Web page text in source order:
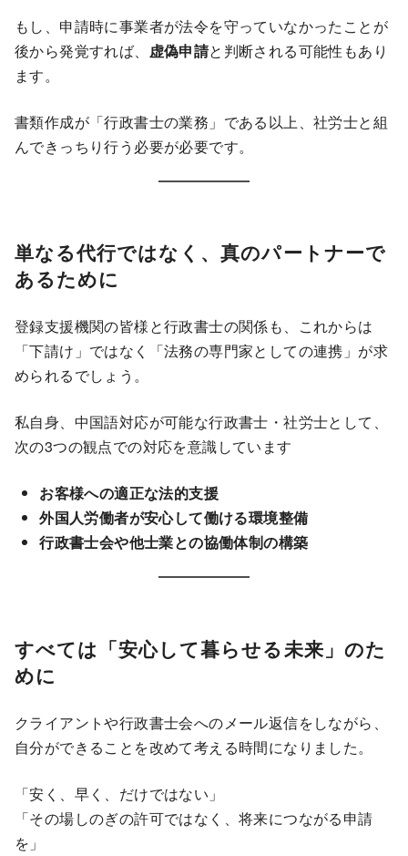
もし、申請時に事業者が法令を守っていなかったことが
後から発覚すれば、 虚偽申請と判断される可能性もあり
ます。
書類作成が「行政書士の業務」である以上、社労士と組
んできっちり行う必要が必要です。
単なる代行ではなく、真のパートナーで
あるために
登録支援機関の皆様と行政書士の関係も、これからは
「下請け」ではなく「法務の専門家としての連携」が求
められるでしょう。
私自身、中国語対応が可能な行政書士・社労士として、
次の3つの観点での対応を意識しています
お客様への適正な法的支援
外国人労働者が安心して働ける環境整備
行政書士会や他士業との協働体制の構築
すべては「安心して暮らせる未来」のた
めに
クライアントや行政書士会へのメール返信をしながら、
自分ができることを改めて考える時間になりました。
「安く、早く、だけではない」
「その場しのぎの許可ではなく、将来につながる申請
を」